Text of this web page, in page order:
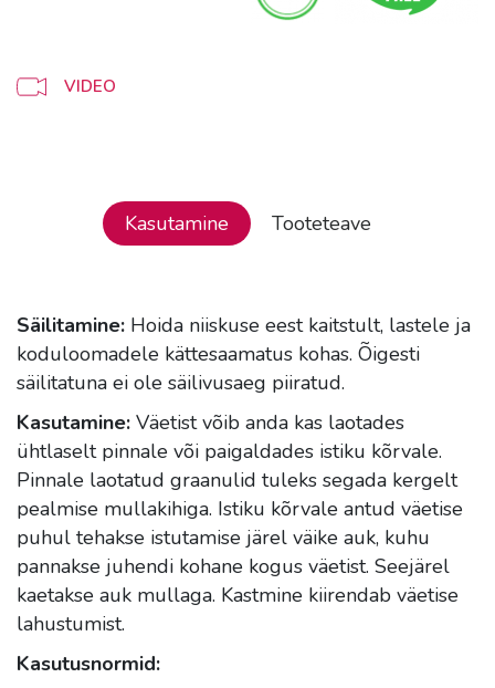
VIDEO
Kasutamine Tooteteave
Säilitamine: Hoida niiskuse eest kaitstult, lastele ja
koduloomadele kättesaamatus kohas. Õigesti
säilitatuna ei ole säilivusaeg piiratud.
Kasutamine: Väetist võib anda kas laotades
ühtlaselt pinnale või paigaldades istiku kõrvale.
Pinnale laotatud graanulid tuleks segada kergelt
pealmise mullakihiga. Istiku kõrvale antud väetise
puhul tehakse istutamise järel väike auk, kuhu
pannakse juhendi kohane kogus väetist. Seejärel
kaetakse auk mullaga. Kastmine kiirendab väetise
lahustumist.
Kasutusnormid: